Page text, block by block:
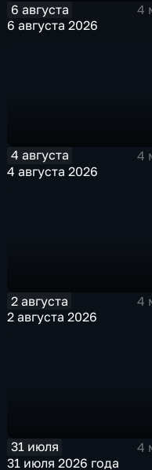
6 августа
4
6 августа 2026
4 августа
4
4 августа 2026
2 августа
4
2 августа 2026
31 июля
4
31 июля 2026 года